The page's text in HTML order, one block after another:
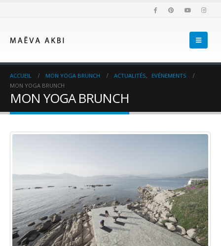
ACCUEIL MON YOGA BRUNCH ACTUALITÉS,
EVÉNEMENTS
MON YOGA BRUNCH
MON YOGA BRUNCH